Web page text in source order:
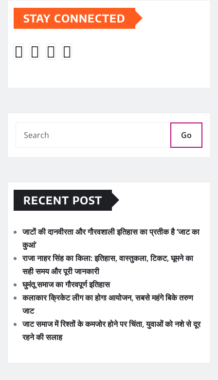
STAY CONNECTED
Go
RECENT POST
जाटों की दानवीरता और गौरवशाली इतिहास का प्रतीक है ‘जाट का
कुआं’
राजा नाहर सिंह का किला: इतिहास, वास्तुकला, टिकट, घूमने का
सही समय और पूरी जानकारी
घुमंतू समाज का गौरवपूर्ण इतिहास
कलाकार क्रिकेट लीग का होगा आयोजन, सबसे महंगे बिके तरुण
जाट
जाट समाज में रिश्तों के कमजोर होने पर चिंता, युवाओं को नशे से दूर
रहने की सलाह